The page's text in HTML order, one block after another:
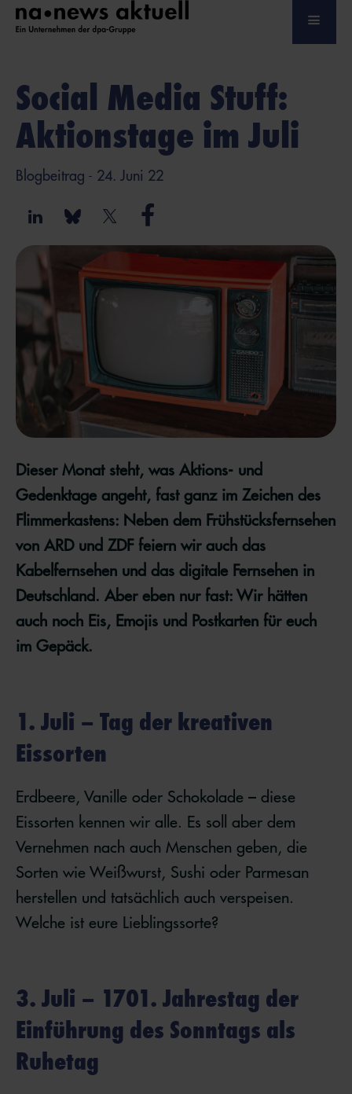
Social Media Stuff:
Aktionstage im Juli
Blogbeitrag - 24. Juni 22
Dieser Monat steht, was Aktions- und
Gedenktage angeht, fast ganz im Zeichen des
Flimmerkastens: Neben dem Frühstücksfernsehen
von ARD und ZDF feiern wir auch das
Kabelfernsehen und das digitale Fernsehen in
Deutschland. Aber eben nur fast: Wir hätten
auch noch Eis, Emojis und Postkarten für euch
im Gepäck.
1. Juli – Tag der kreativen
Eissorten
Erdbeere, Vanille oder Schokolade – diese
Eissorten kennen wir alle. Es soll aber dem
Vernehmen nach auch Menschen geben, die
Sorten wie Weißwurst, Sushi oder Parmesan
herstellen und tatsächlich auch verspeisen.
Welche ist eure Lieblingssorte?
3. Juli – 1701. Jahrestag der
Einführung des Sonntags als
Ruhetag